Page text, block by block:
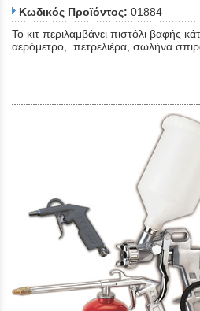
Κωδικός Προϊόντος: 01884
Το κιτ περιλαμβάνει πιστόλι βαφής
αερόμετρο, πετρελιέρα, σωλήνα